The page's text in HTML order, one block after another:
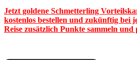
Jetzt goldene Schmetterling
kostenlos bestellen und zukünftig bei
Reise zusätzlich Punkte sammeln